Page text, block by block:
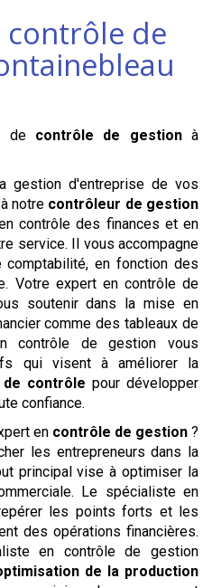
contrôle de
de contrôle de gestionà
gestion d'entreprise de vos
notre contrôleur de gestion
contrôle des finances et en
service. Il vous accompagne
en fonction des
Votre expert en contrôle de
soutenir dans la mise en
comme des tableaux de
contrôle de gestion vous
qui visent à améliorer la
de contrôle pour développer
confiance.
en contrôle de gestion?
les entrepreneurs dans la
principal vise à optimiser la
Le spécialiste en
les points forts et les
des opérations financières.
en contrôle de gestion
de la production